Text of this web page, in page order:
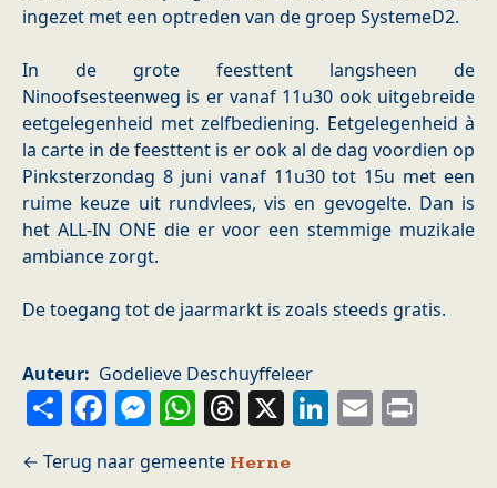
ingezet met een optreden van de groep SystemeD2.
In de grote feesttent langsheen de
Ninoofsesteenweg is er vanaf 11u30 ook uitgebreide
eetgelegenheid met zelfbediening. Eetgelegenheid à
la carte in de feesttent is er ook al de dag voordien op
Pinksterzondag 8 juni vanaf 11u30 tot 15u met een
ruime keuze uit rundvlees, vis en gevogelte. Dan is
het ALL-IN ONE die er voor een stemmige muzikale
ambiance zorgt.
De toegang tot de jaarmarkt is zoals steeds gratis.
Auteur Godelieve Deschuyffeleer
ShareFacebook
Messenger
WhatsApp
Threads
X LinkedIn
Email
Herne